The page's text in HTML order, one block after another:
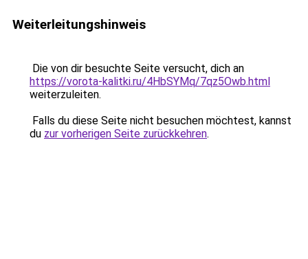
Weiterleitungshinweis
Die von dir besuchte Seite versucht, dich an
https://vorota-kalitki.ru/4HbSYMq/7qz5Owb.html
weiterzuleiten.
Falls du diese Seite nicht besuchen möchtest, kannst
du zur vorherigen Seite zurückkehren.